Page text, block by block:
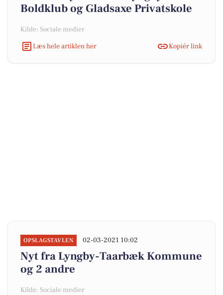
Boldklub og Gladsaxe Privatskole
Kilde: Sociale medier
Læs hele artiklen her
Kopiér link
OPSLAGSTAVLEN 02-03-2021 10:02
Nyt fra Lyngby-Taarbæk Kommune
og 2 andre
Kilde: Sociale medier